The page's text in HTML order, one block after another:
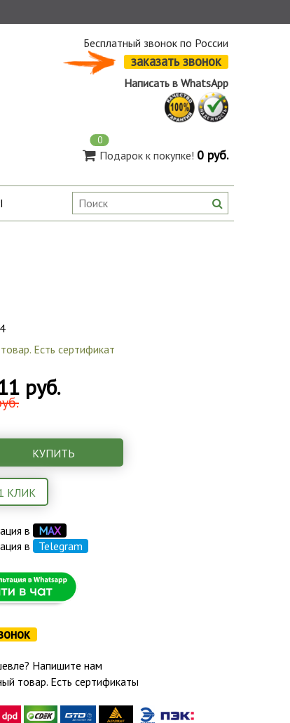
Бесплатный звонок по России
заказать звонок
Написать в WhatsApp
0
Подарок к покупке! 0 руб.
Есть сертификат
руб.
КУПИТЬ
КЛИК
в МАХ
в
Telegram
Напишите нам
товар. Есть сертификаты